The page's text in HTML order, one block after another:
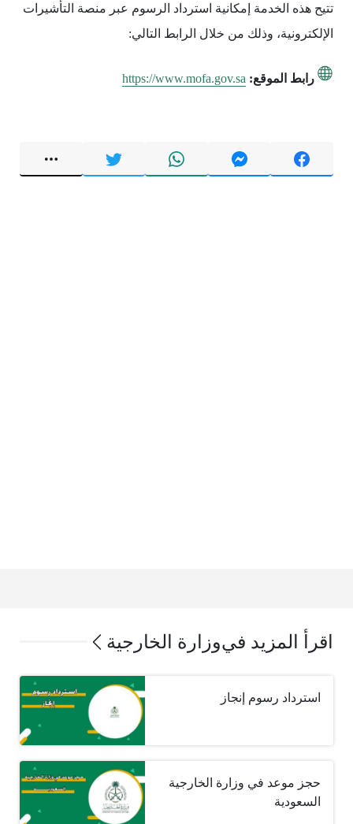
تتيح هذه الخدمة إمكانية استرداد الرسوم عبر منصة التأشيرات
الإلكترونية، وذلك من خلال الرابط التالي:
رابط الموقع: https://www.mofa.gov.sa
اقرأ المزيد فيوزارة الخارجية
استرداد رسوم إنجاز
حجز موعد في وزارة الخارجية
السعودية